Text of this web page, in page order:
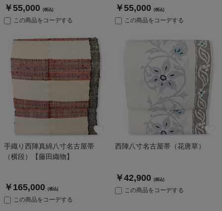
￥55,000 (税込)
この商品をコーデする
￥55,000 (税込)
この商品をコーデする
手織り西陣真綿八寸名古屋帯
（横段）【藤田織物】
￥165,000 (税込)
この商品をコーデする
西陣八寸名古屋帯（花唐草）
￥42,900 (税込)
この商品をコーデする